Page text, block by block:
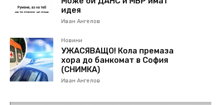
идея
Иван Ангелов
Новини
УЖАСЯВАЩО! Кола премаза
хора до банкомат в София
(СНИМКА)
Иван Ангелов